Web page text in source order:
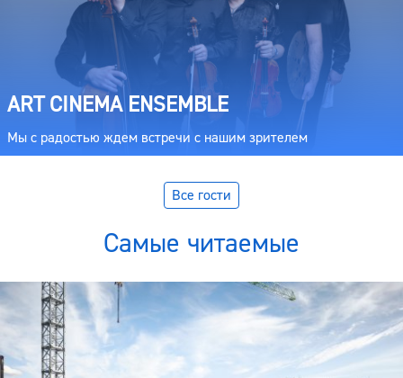
ART CINEMA ENSEMBLE
Мы с радостью ждем встречи с нашим зрителем
Все гости
Самые читаемые